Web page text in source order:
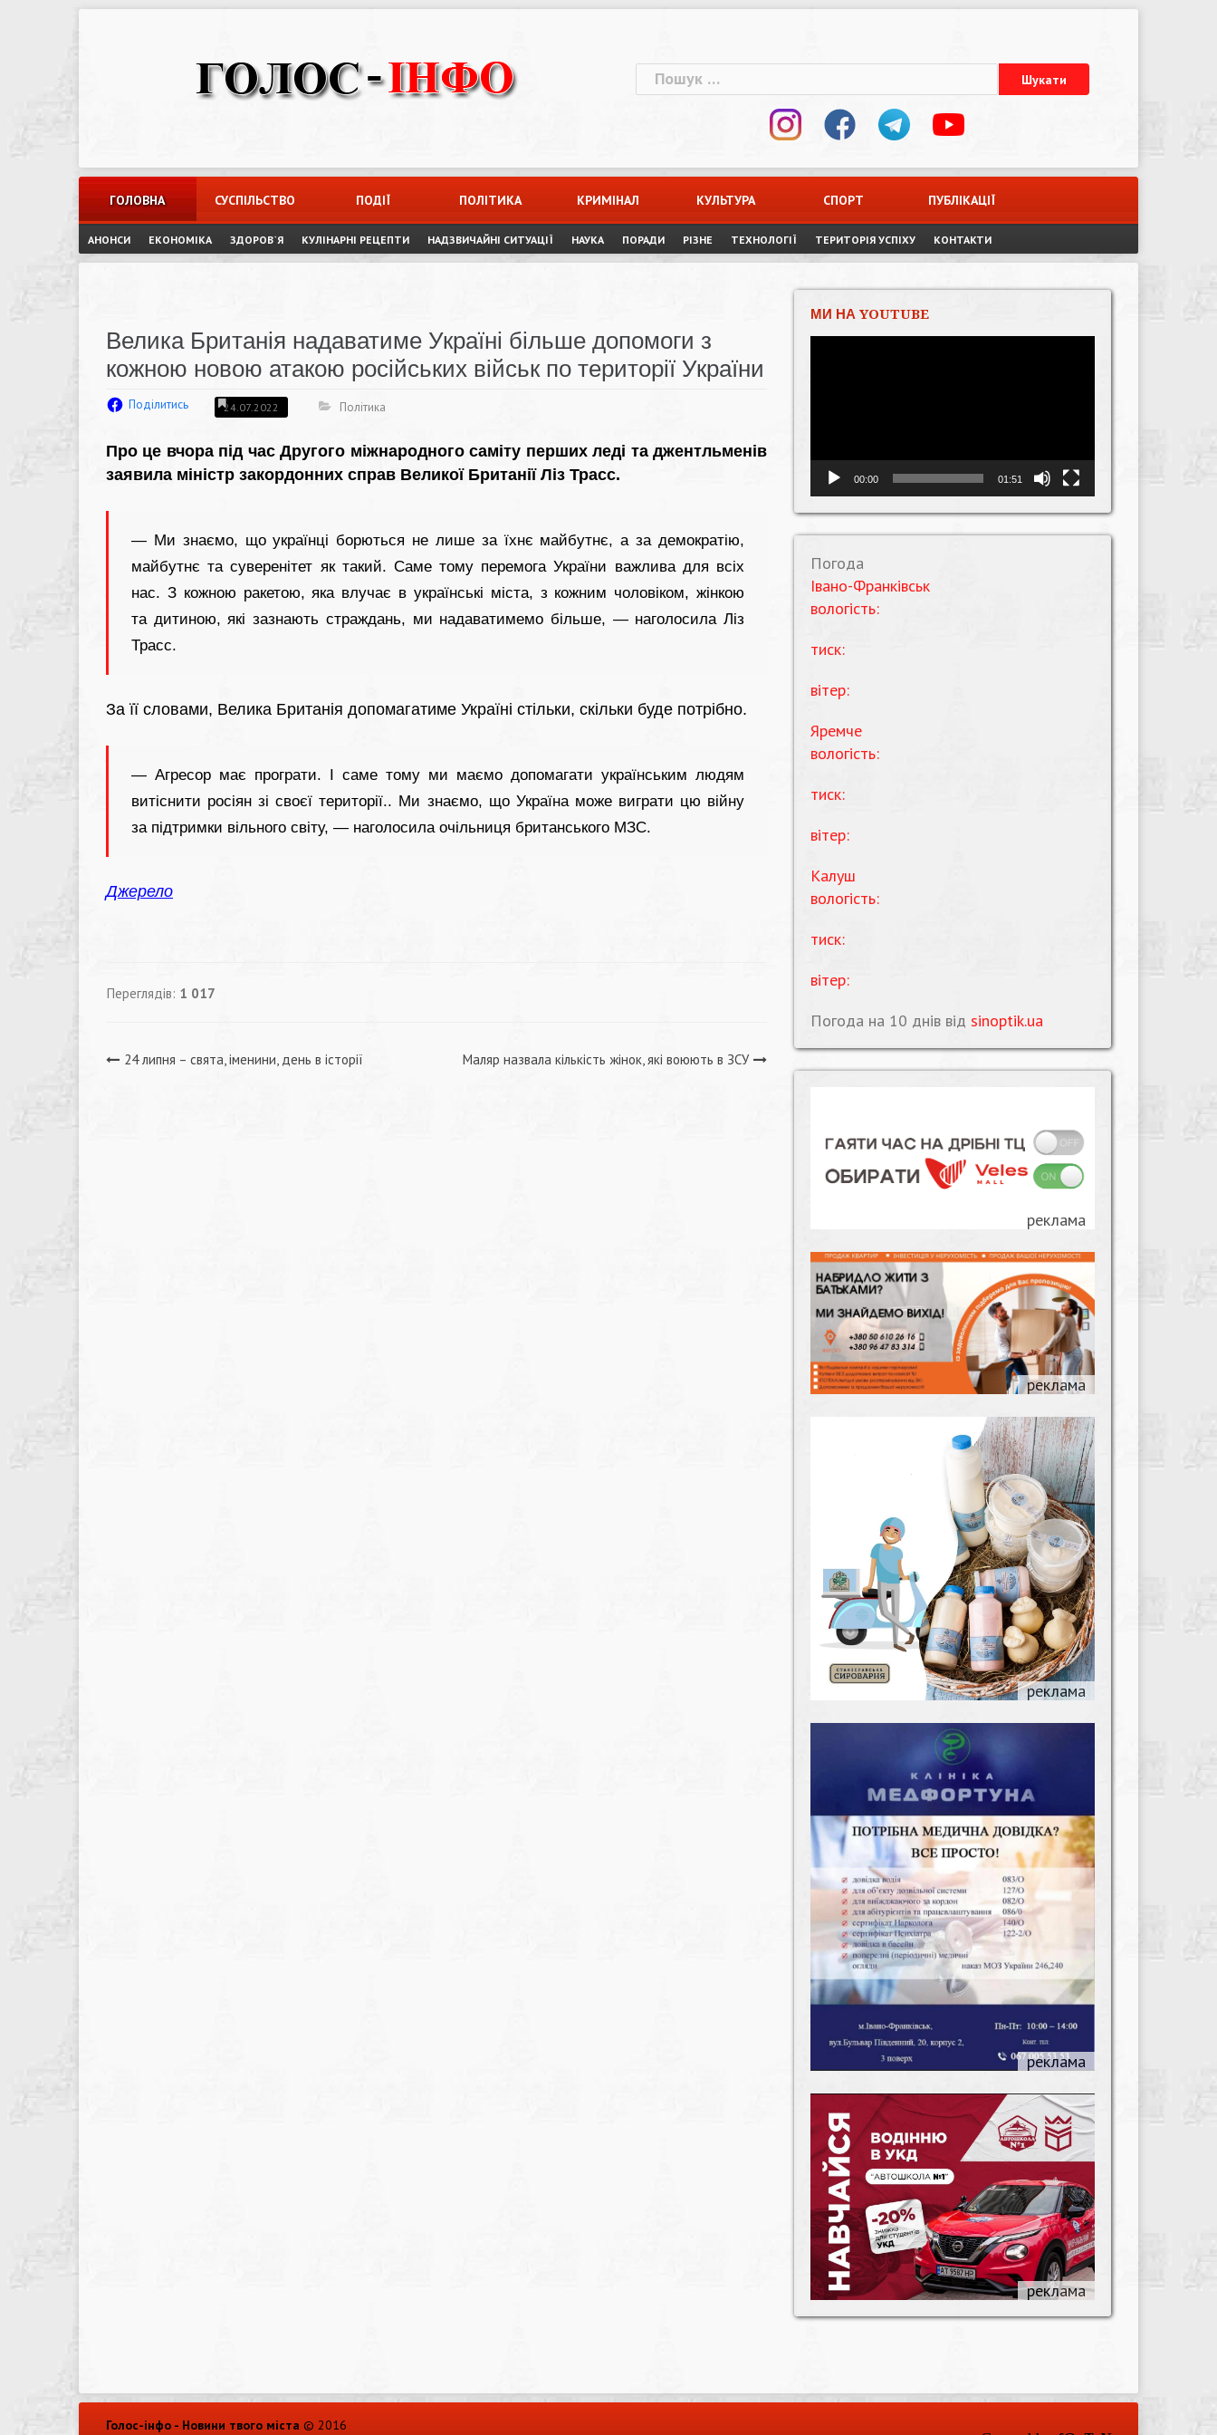
Пошук:
ГОЛОВНА СУСПІЛЬСТВО ПОДІЇ ПОЛІТИКА КРИМІНАЛ КУЛЬТУРА СПОРТ ПУБЛІКАЦІЇ
АНОНСИ ЕКОНОМІКА ЗДОРОВ`Я КУЛІНАРНІ РЕЦЕПТИ НАДЗВИЧАЙНІ СИТУАЦІЇ НАУКА ПОРАДИ РІЗНЕ ТЕХНОЛОГІЇ ТЕРИТОРІЯ УСПІХУ КОНТАКТИ
Велика Британія надаватиме Україні більше допомоги з
кожною новою атакою російських військ по території України
Поділитись 24.07.2022 Політика
Про це вчора під час Другого міжнародного саміту перших леді та джентльменів
заявила міністр закордонних справ Великої Британії Ліз Трасс.
— Ми знаємо, що українці борються не лише за їхнє майбутнє, а за демократію,
майбутнє та суверенітет як такий. Саме тому перемога України важлива для всіх
нас. З кожною ракетою, яка влучає в українські міста, з кожним чоловіком, жінкою
та дитиною, які зазнають страждань, ми надаватимемо більше, — наголосила Ліз
Трасс.
За її словами, Велика Британія допомагатиме Україні стільки, скільки буде потрібно.
— Агресор має програти. І саме тому ми маємо допомагати українським людям
витіснити росіян зі своєї території.. Ми знаємо, що Україна може виграти цю війну
за підтримки вільного світу, — наголосила очільниця британського МЗС.
Джерело
Переглядів: 1 017
Навігація
24 липня – свята, іменини, день в історії Маляр назвала кількість жінок, які воюють в ЗСУ
МИ НА YOUTUBE
00:00 01:51
Погода
Івано-Франківськ
вологість:
тиск:
вітер:
Яремче
вологість:
тиск:
вітер:
Калуш
вологість:
тиск:
вітер:
Погода на 10 днів від sinoptik.ua
Голос-інфо - Новини твого міста © 2016